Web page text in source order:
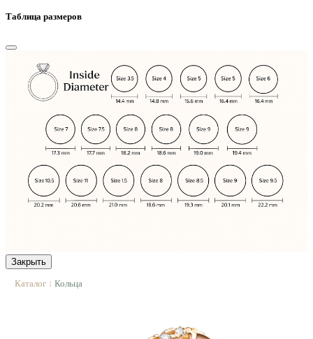
Таблица размеров
Закрыть
Каталог | Кольца